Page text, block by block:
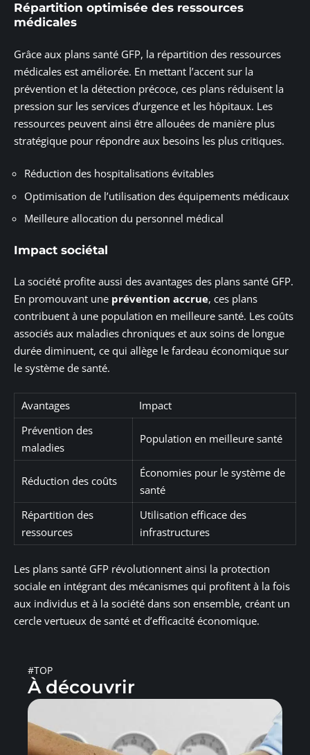
Répartition optimisée des ressources
médicales
Grâce aux plans santé GFP, la répartition des ressources
médicales est améliorée. En mettant l’accent sur la
prévention et la détection précoce, ces plans réduisent la
pression sur les services d’urgence et les hôpitaux. Les
ressources peuvent ainsi être allouées de manière plus
stratégique pour répondre aux besoins les plus critiques.
Réduction des hospitalisations évitables
Optimisation de l’utilisation des équipements médicaux
Meilleure allocation du personnel médical
Impact sociétal
La société profite aussi des avantages des plans santé GFP.
En promouvant une prévention accrue, ces plans
contribuent à une population en meilleure santé. Les coûts
associés aux maladies chroniques et aux soins de longue
durée diminuent, ce qui allège le fardeau économique sur
le système de santé.
Avantages
Impact
Prévention des
maladies
Population en meilleure santé
Réduction des coûts
Économies pour le système de
santé
Répartition des
ressources
Utilisation efficace des
infrastructures
Les plans santé GFP révolutionnent ainsi la protection
sociale en intégrant des mécanismes qui profitent à la fois
aux individus et à la société dans son ensemble, créant un
cercle vertueux de santé et d’efficacité économique.
#TOP
À découvrir